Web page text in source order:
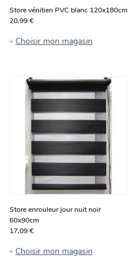
Store vénitien PVC blanc 120x180cm
20,99 €
Choisir mon magasin
Store enrouleur jour nuit noir
60x90cm
17,09 €
Choisir mon magasin